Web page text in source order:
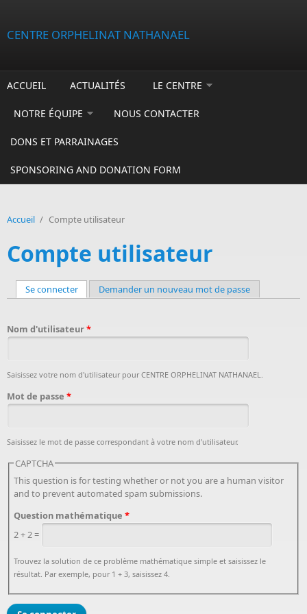
CENTRE ORPHELINAT NATHANAEL
ACCUEIL ACTUALITÉS LE CENTRE
NOTRE ÉQUIPE NOUS CONTACTER
DONS ET PARRAINAGES
SPONSORING AND DONATION FORM
Accueil / Compte utilisateur
Compte utilisateur
Se connecter(onglet actif)
Demander un nouveau mot de passe
Nom d'utilisateur*
Saisissez votre nom d'utilisateur pour CENTRE ORPHELINAT NATHANAEL.
Mot de passe *
Saisissez le mot de passe correspondant à votre nom d'utilisateur.
CAPTCHA
This question is for testing whether or not you are a human visitor
and to prevent automated spam submissions.
Question mathématique*
2 + 2 =
Trouvez la solution de ce problème mathématique simple et saisissez le
résultat. Par exemple, pour 1 + 3, saisissez 4.